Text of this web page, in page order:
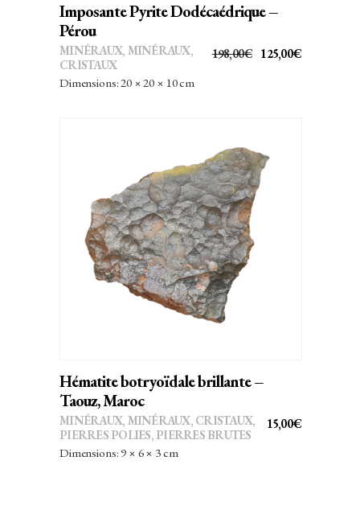
Imposante Pyrite Dodécaédrique –
Pérou
198,00€
LE
125,00€LE
MINÉRAUX, MINÉRAUX,
CRISTAUX
Dimensions: 20 × 20 × 10 cm
AJOUTER AU PANIER
Hématite botryoïdale brillante –
Taouz, Maroc
15,00€
MINÉRAUX, MINÉRAUX, CRISTAUX,
PIERRES POLIES, PIERRES BRUTES
Dimensions: 9 × 6 × 3 cm